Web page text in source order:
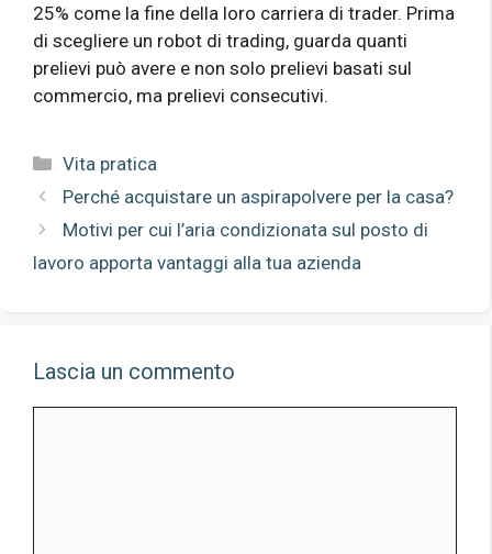
25% come la fine della loro carriera di trader. Prima
di scegliere un robot di trading, guarda quanti
prelievi può avere e non solo prelievi basati sul
commercio, ma prelievi consecutivi.
Categorie
Vita pratica
Perché acquistare un aspirapolvere per la casa?
Motivi per cui l’aria condizionata sul posto di
lavoro apporta vantaggi alla tua azienda
Lascia un commento